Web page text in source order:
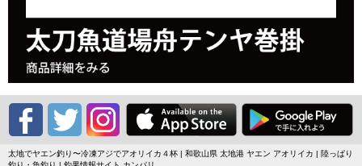
太地でヤエン釣り〜冷凍アジでアオリイカ４杯 | 和歌山県 太地港 ヤエン アオリイカ | 陸っぱり